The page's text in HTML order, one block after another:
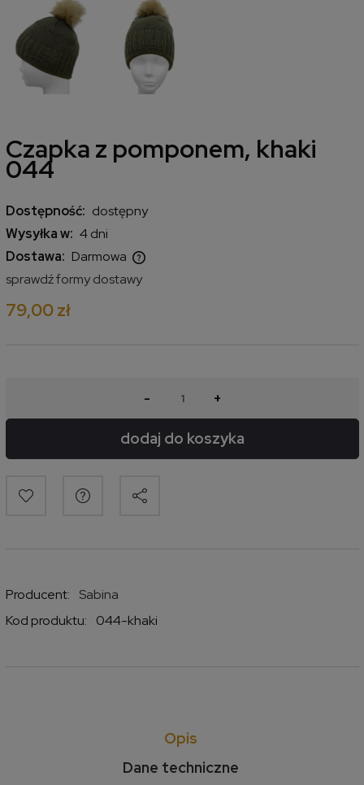
Czapka z pomponem, khaki
044
Dostępność: dostępny
Wysyłka w: 4 dni
Dostawa: Darmowa
Cena nie zawiera ewentualnych kosztów płatności
sprawdź formy dostawy
79,00 zł
- +
dodaj do koszyka
Producent:
Sabina
Kod produktu:
044-khaki
Opis
Dane techniczne